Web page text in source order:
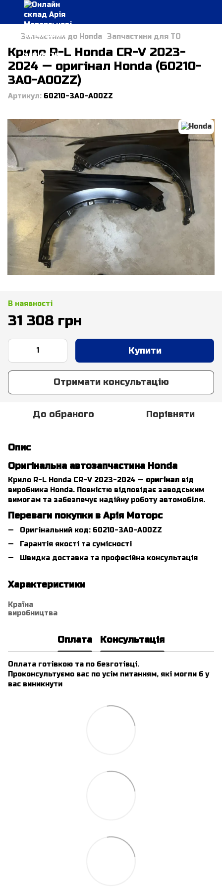
Запчастини до Honda Запчастини для ТО
Крило R-L Honda CR-V 2023-
2024 — оригінал Honda (60210-
3A0-A00ZZ)
Артикул: 60210-3A0-A00ZZ
В наявності
31 308 грн
Купити
Отримати консультацію
До обраного Порівняти
Опис
Оригінальна автозапчастина Honda
Крило R-L Honda CR-V 2023-2024 — оригінал від
виробника Honda. Повністю відповідає заводським
вимогам та забезпечує надійну роботу автомобіля.
Переваги покупки в Арія Моторс
Оригінальний код: 60210-3A0-A00ZZ
Гарантія якості та сумісності
Швидка доставка та професійна консультація
Характеристики
Країна
виробництва
Оплата Консультація
Оплата готівкою та по безготівці.
Проконсультуємо вас по усім питанням, які могли б у
вас виникнути